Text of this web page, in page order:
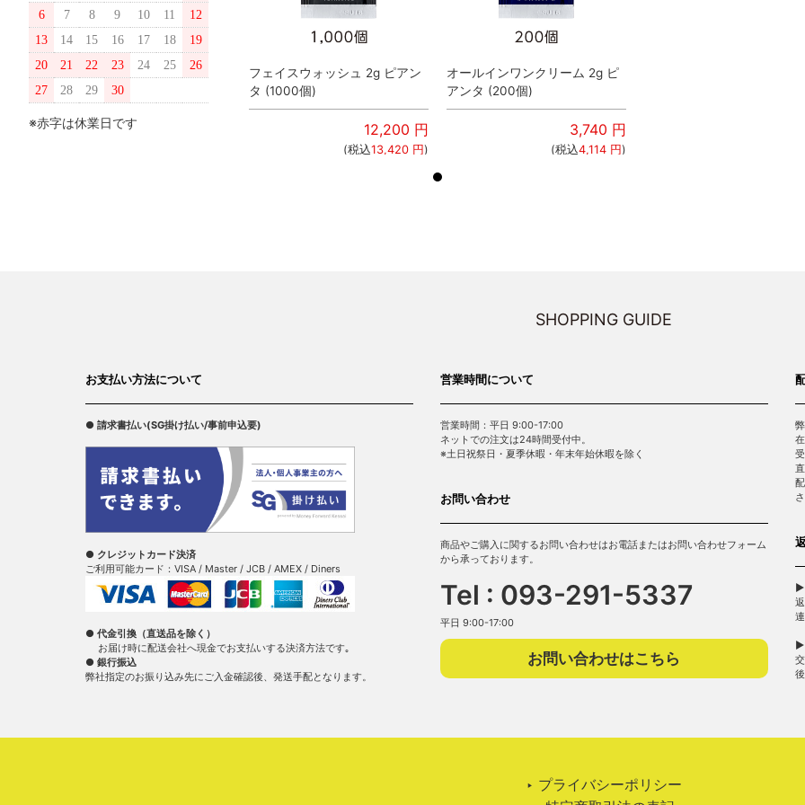
6 7 8 9 10 11
12
13
14 15 16 17 18
19
20
21 22 23 24 25
26
27
28 29 30
※赤字は休業日です
円
オールインワンクリーム 2g ピ
アンタ (200個)
フェイスウォッシュ 2g ピアン
タ (1000個)
12,200 円
(税込13,420 円)
オールインワンクリーム 2g ピ
アンタ (200個)
3,740 円
(税込4,114 円)
SHOPPING GUIDE
お支払い方法について
● 請求書払い(SG掛け払い/事前申込要)
● クレジットカード決済
ご利用可能カード：VISA / Master / JCB / AMEX / Diners
● 代金引換（直送品を除く）
お届け時に配送会社へ現金でお支払いする決済方法です｡
● 銀行振込
弊社指定のお振り込み先にご入金確認後、発送手配となります。
営業時間について
営業時間：平日 9:00-17:00
ネットでの注文は24時間受付中。
※土日祝祭日・夏季休暇・年末年始休暇を除く
お問い合わせ
商品やご購入に関するお問い合わせはお電話またはお問い合わせフォーム
から承っております。
Tel : 093-291-5337
平日 9:00-17:00
お問い合わせはこちら
▶
▶
‣ プライバシーポリシー